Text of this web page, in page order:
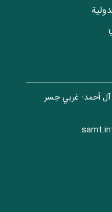
آل أحمد- غربي جسر